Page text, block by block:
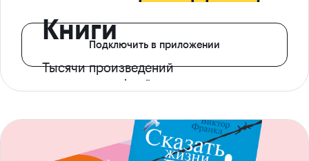
Книги
Тысячи произведений
с доступом офлайн
Подключить в приложении